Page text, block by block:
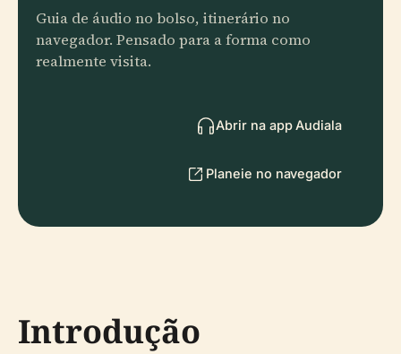
Guia de áudio no bolso, itinerário no
navegador. Pensado para a forma como
realmente visita.
Abrir na app Audiala
Planeie no navegador
Introdução